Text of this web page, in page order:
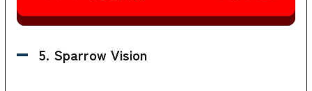
5. Sparrow Vision